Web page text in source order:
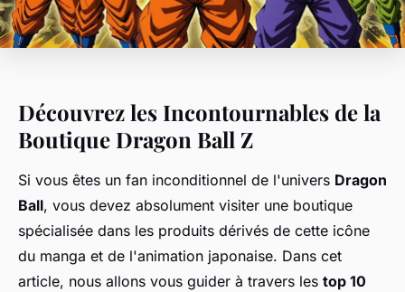
Découvrez les Incontournables de la
Boutique Dragon Ball Z
Si vous êtes un fan inconditionnel de l'univers Dragon
Ball, vous devez absolument visiter une boutique
spécialisée dans les produits dérivés de cette icône
du manga et de l'animation japonaise. Dans cet
article, nous allons vous guider à travers les top 10